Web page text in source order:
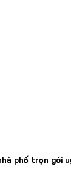
phố trọn gói